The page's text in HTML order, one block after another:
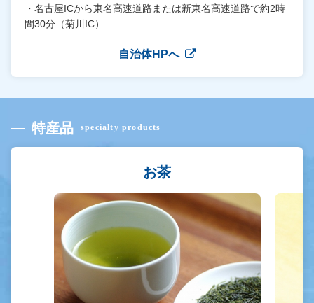
・名古屋ICから東名高速道路または新東名高速道路で約2時
間30分（菊川IC）
自治体HPへ
特産品 specialty products
お茶